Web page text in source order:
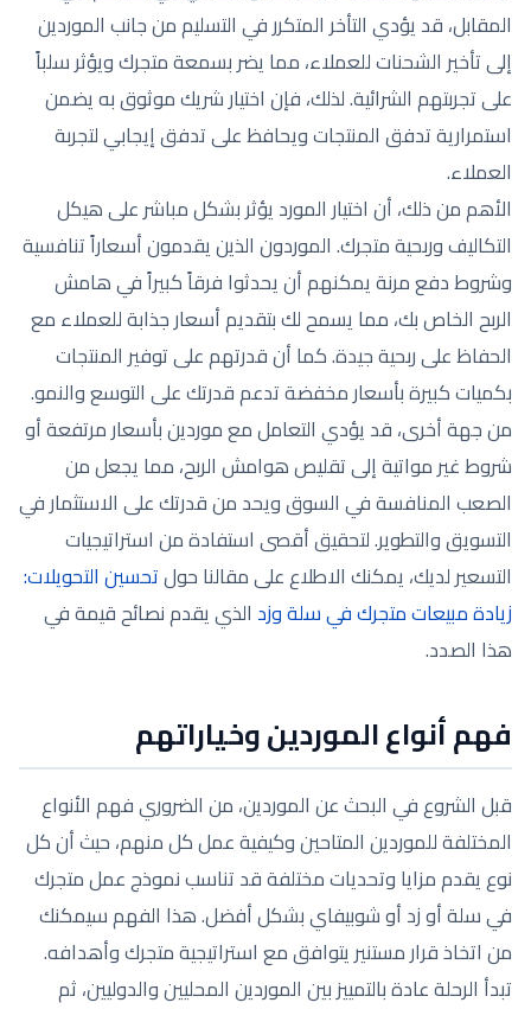
المقابل، قد يؤدي التأخر المتكرر في التسليم من جانب الموردين
إلى تأخير الشحنات للعملاء، مما يضر بسمعة متجرك ويؤثر سلباً
على تجربتهم الشرائية. لذلك، فإن اختيار شريك موثوق به يضمن
استمرارية تدفق المنتجات ويحافظ على تدفق إيجابي لتجربة
العملاء.
الأهم من ذلك، أن اختيار المورد يؤثر بشكل مباشر على هيكل
التكاليف وربحية متجرك. الموردون الذين يقدمون أسعاراً تنافسية
وشروط دفع مرنة يمكنهم أن يحدثوا فرقاً كبيراً في هامش
الربح الخاص بك، مما يسمح لك بتقديم أسعار جذابة للعملاء مع
الحفاظ على ربحية جيدة. كما أن قدرتهم على توفير المنتجات
بكميات كبيرة بأسعار مخفضة تدعم قدرتك على التوسع والنمو.
من جهة أخرى، قد يؤدي التعامل مع موردين بأسعار مرتفعة أو
شروط غير مواتية إلى تقليص هوامش الربح، مما يجعل من
الصعب المنافسة في السوق ويحد من قدرتك على الاستثمار في
التسويق والتطوير. لتحقيق أقصى استفادة من استراتيجيات
التسعير لديك، يمكنك الاطلاع على مقالنا حولتحسين التحويلات:
زيادة مبيعات متجرك في سلة وزد الذي يقدم نصائح قيمة في
هذا الصدد.
فهم أنواع الموردين وخياراتهم
قبل الشروع في البحث عن الموردين، من الضروري فهم الأنواع
المختلفة للموردين المتاحين وكيفية عمل كل منهم، حيث أن كل
نوع يقدم مزايا وتحديات مختلفة قد تناسب نموذج عمل متجرك
في سلة أو زد أو شوبيفاي بشكل أفضل. هذا الفهم سيمكنك
من اتخاذ قرار مستنير يتوافق مع استراتيجية متجرك وأهدافه.
تبدأ الرحلة عادة بالتمييز بين الموردين المحليين والدوليين، ثم